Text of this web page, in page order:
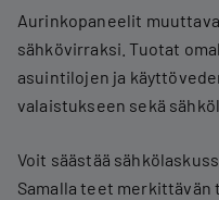
Aurinkopaneelit
sähkövirraksi. Tuotat
asuintilojen ja
valaistukseen sekä
Voit säästää
Samalla teet merkittävän